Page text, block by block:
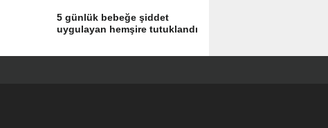
5 günlük bebeğe şiddet
uygulayan hemşire tutuklandı